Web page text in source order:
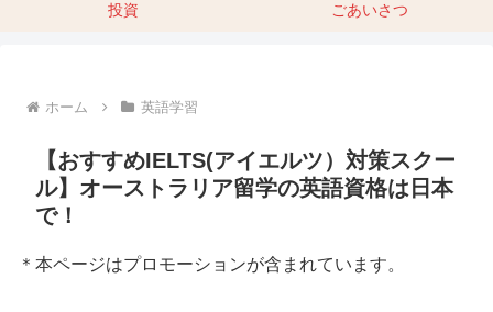
投資 ごあいさつ
ホーム 英語学習
【おすすめIELTS(アイエルツ）対策スクー
ル】オーストラリア留学の英語資格は日本
で！
＊本ページはプロモーションが含まれています。